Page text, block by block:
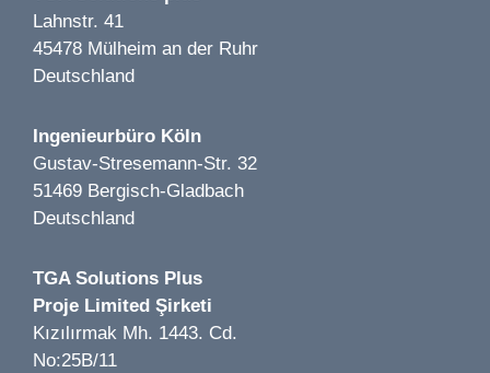
Wipperaue - Umbau und Erweiterung einer
Traditionsgaststätte LP 1-8 | solingen | 2025
Bildungszentrum Mägde Mariens LP 1-8 | Köln | 2021
Bild 1 von 4
Gymnasium Berlin | LP 5-7 | Berlin | 2023
Lahnstr. 41
45478 Mülheim an der Ruhr
Deutschland
Ingenieurbüro Köln
Gustav-Stresemann-Str. 32
51469 Bergisch-Gladbach
Deutschland
TGA Solutions Plus
Proje Limited Şirketi
Kızılırmak Mh. 1443. Cd.
No:25B/11